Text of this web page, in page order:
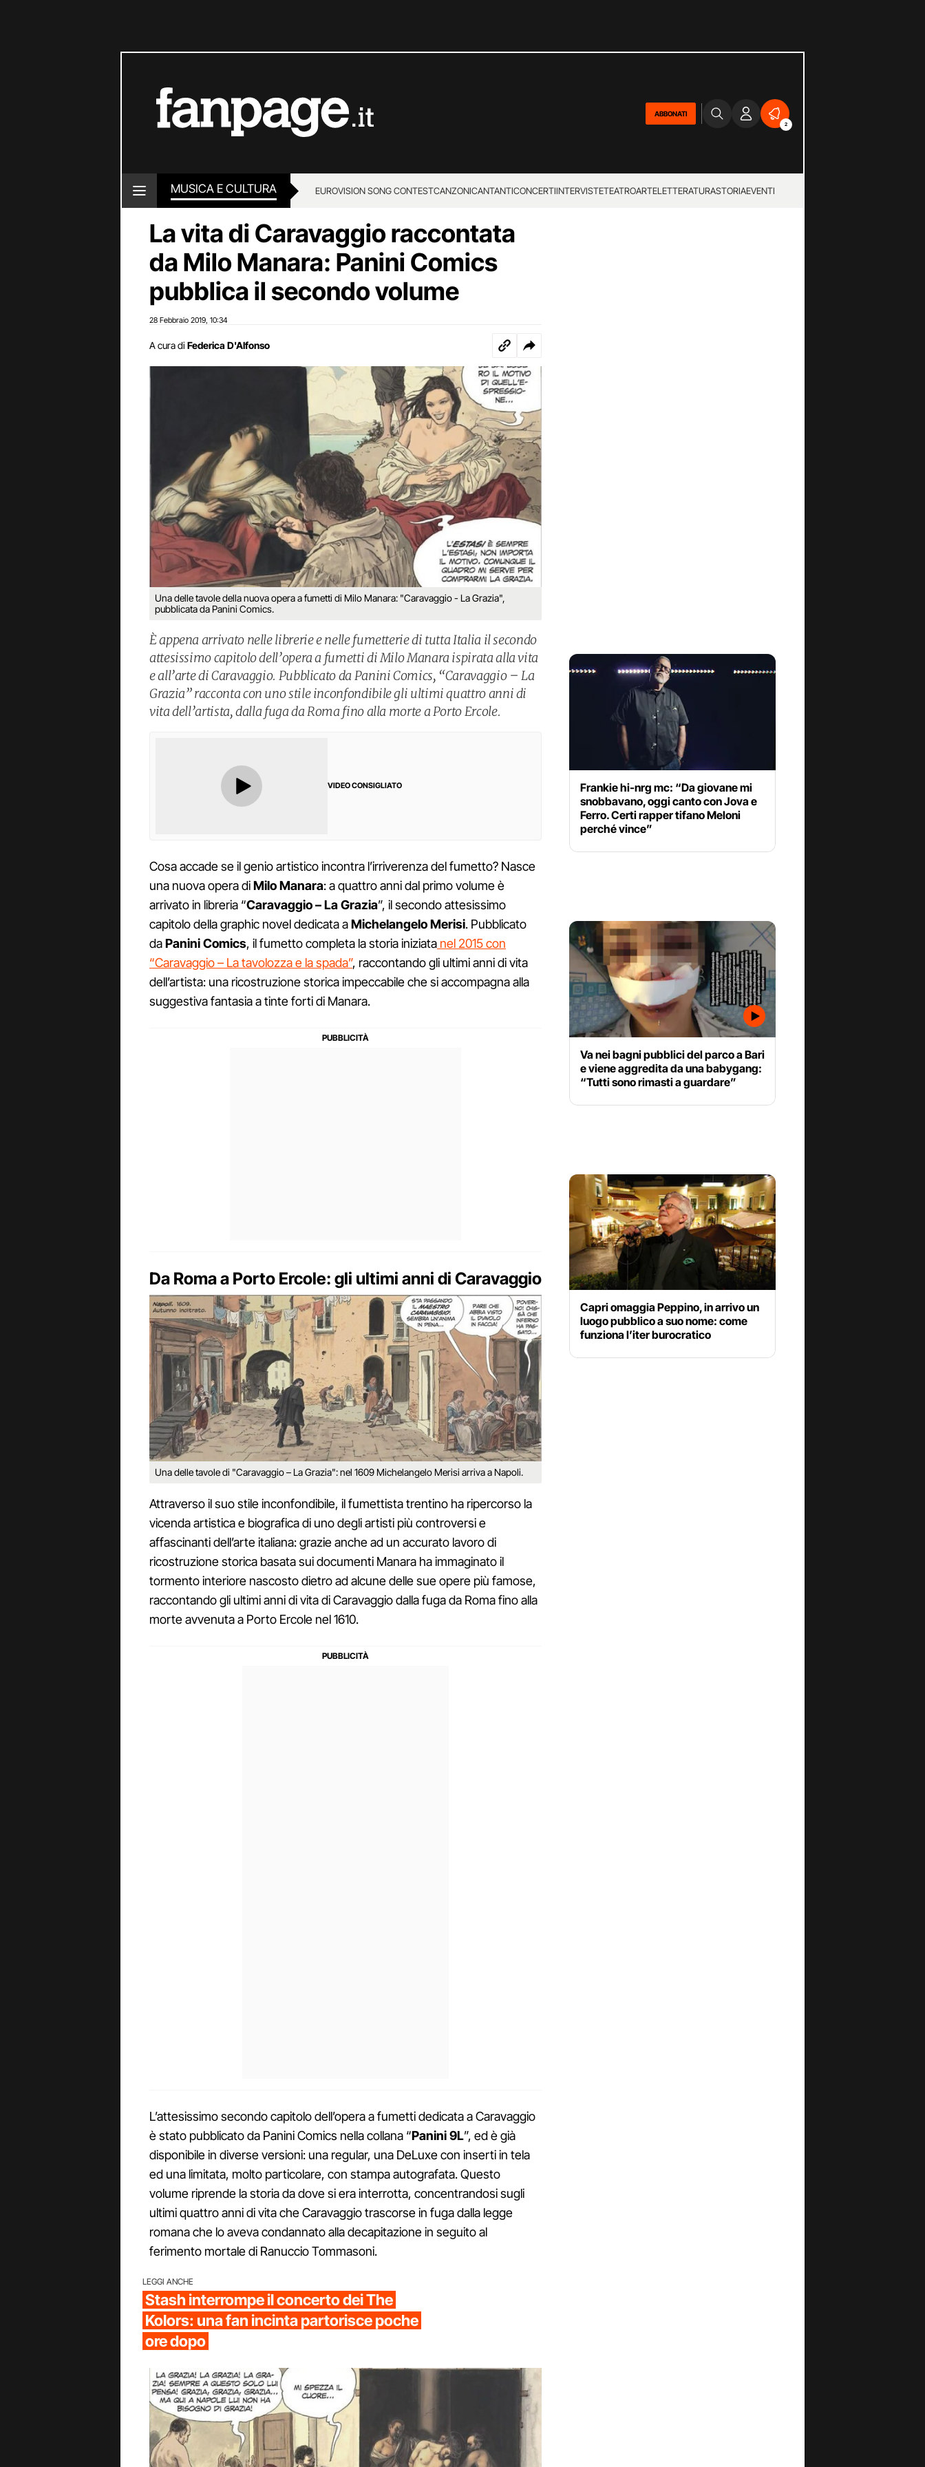
ABBONATI
2
MUSICA E CULTURA EUROVISION SONG CONTESTCANZONICANTANTICONCERTIINTERVISTETEATROARTELETTERATURASTORIAEVENTI
La vita di Caravaggio raccontata
da Milo Manara: Panini Comics
pubblica il secondo volume
28 Febbraio 2019 10:34
A cura di Federica D'Alfonso
Una delle tavole della nuova opera a fumetti di Milo Manara: "Caravaggio - La Grazia",
pubblicata da Panini Comics.
È appena arrivato nelle librerie e nelle fumetterie di tutta Italia il secondo
attesissimo capitolo dell’opera a fumetti di Milo Manara ispirata alla vita
e all’arte di Caravaggio. Pubblicato da Panini Comics, “Caravaggio – La
Grazia” racconta con uno stile inconfondibile gli ultimi quattro anni di
vita dell’artista, dalla fuga da Roma fino alla morte a Porto Ercole.
VIDEO CONSIGLIATO
Cosa accade se il genio artistico incontra l’irriverenza del fumetto? Nasce
una nuova opera diMilo Manara: a quattro anni dal primo volume è
arrivato in libreria “Caravaggio – La Grazia”, il secondo attesissimo
capitolo della graphic novel dedicata aMichelangelo Merisi. Pubblicato
daPanini Comics, il fumetto completa la storia iniziata nel 2015 con
“Caravaggio – La tavolozza e la spada”, raccontando gli ultimi anni di vita
dell’artista: una ricostruzione storica impeccabile che si accompagna alla
suggestiva fantasia a tinte forti di Manara.
Da Roma a Porto Ercole: gli ultimi anni di Caravaggio
Una delle tavole di "Caravaggio – La Grazia": nel 1609 Michelangelo Merisi arriva a Napoli.
Attraverso il suo stile inconfondibile, il fumettista trentino ha ripercorso la
vicenda artistica e biografica di uno degli artisti più controversi e
affascinanti dell’arte italiana: grazie anche ad un accurato lavoro di
ricostruzione storica basata sui documenti Manara ha immaginato il
tormento interiore nascosto dietro ad alcune delle sue opere più famose,
raccontando gli ultimi anni di vita di Caravaggio dalla fuga da Roma fino alla
morte avvenuta a Porto Ercole nel 1610.
L’attesissimo secondo capitolo dell’opera a fumetti dedicata a Caravaggio
è stato pubblicato da Panini Comics nella collana “Panini 9L”, ed è già
disponibile in diverse versioni: una regular, una DeLuxe con inserti in tela
ed una limitata, molto particolare, con stampa autografata. Questo
volume riprende la storia da dove si era interrotta, concentrandosi sugli
ultimi quattro anni di vita che Caravaggio trascorse in fuga dalla legge
romana che lo aveva condannato alla decapitazione in seguito al
ferimento mortale di Ranuccio Tommasoni.
LEGGI ANCHE
Stash interrompe il concerto dei The
Kolors: una fan incinta partorisce poche
ore dopo
Frankie hi-nrg mc: “Da giovane mi
snobbavano, oggi canto con Jova e
Ferro. Certi rapper tifano Meloni
perché vince”
Va nei bagni pubblici del parco a Bari
e viene aggredita da una babygang:
“Tutti sono rimasti a guardare”
Capri omaggia Peppino, in arrivo un
luogo pubblico a suo nome: come
funziona l’iter burocratico